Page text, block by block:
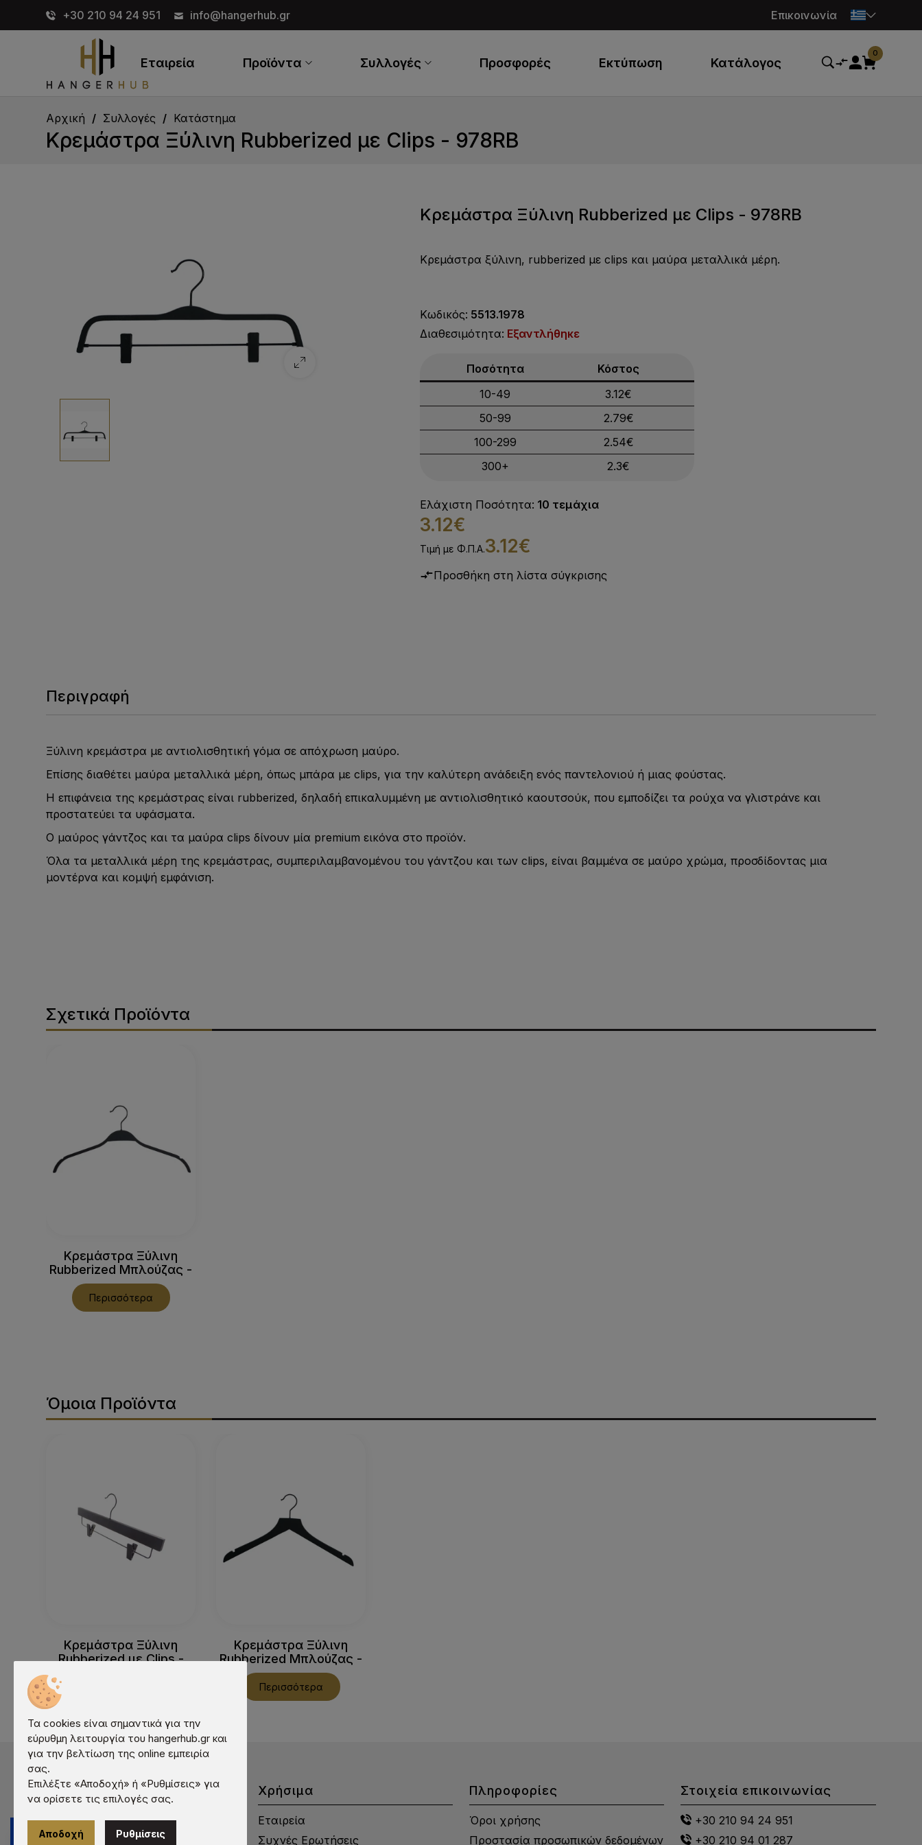
+30 210 94 24 951 info@hangerhub.gr Επικοινωνία
Εταιρεία Προϊόντα Συλλογές Προσφορές Εκτύπωση Κατάλογος
0
Αρχική Συλλογές Κατάστημα
Κρεμάστρα Ξύλινη Rubberized με Clips - 978RB
Κρεμάστρα Ξύλινη Rubberized με Clips - 978RB
Κρεμάστρα ξύλινη, rubberized με clips και μαύρα μεταλλικά μέρη.
Κωδικός: 5513.1978
Διαθεσιμότητα: Εξαντλήθηκε
Ποσότητα
Κόστος
10-49
3.12€
50-99
2.79€
100-299
2.54€
300+
2.3€
Ελάχιστη Ποσότητα: 10 τεμάχια
3.12€
Τιμή με Φ.Π.Α.3.12€
Προσθήκη στη λίστα σύγκρισης
Περιγραφή
Ξύλινη κρεμάστρα με αντιολισθητική γόμα σε απόχρωση μαύρο.
Επίσης διαθέτει μαύρα μεταλλικά μέρη, όπως μπάρα με clips, για την καλύτερη ανάδειξη ενός παντελονιού ή μιας φούστας.
Η επιφάνεια της κρεμάστρας είναι rubberized, δηλαδή επικαλυμμένη με αντιολισθητικό καουτσούκ, που εμποδίζει τα ρούχα να γλιστράνε και
προστατεύει τα υφάσματα.
Ο μαύρος γάντζος και τα μαύρα clips δίνουν μία premium εικόνα στο προϊόν.
Όλα τα μεταλλικά μέρη της κρεμάστρας, συμπεριλαμβανομένου του γάντζου και των clips, είναι βαμμένα σε μαύρο χρώμα, προσδίδοντας μια
μοντέρνα και κομψή εμφάνιση.
Σχετικά Προϊόντα
Κρεμάστρα Ξύλινη
Rubberized Μπλούζας -
972RBB
Περισσότερα
Όμοια Προϊόντα
Κρεμάστρα Ξύλινη
Rubberized με Clips -
Κρεμάστρα Ξύλινη
Rubberized Μπλούζας -
1026RB
Περισσότερα
Στοιχεία επικοινωνίας
+30 210 94 24 951
+30 210 94 01 287
Χρήσιμα
Εταιρεία
Συχνές Ερωτήσεις
Πληροφορίες
Όροι χρήσης
Προστασία προσωπικών δεδομένων
Τα cookies είναι σημαντικά για την
εύρυθμη λειτουργία του hangerhub.gr και
για την βελτίωση της online εμπειρία
σας.
Επιλέξτε «Αποδοχή» ή «Ρυθμίσεις» για
να ορίσετε τις επιλογές σας.
Αποδοχή Ρυθμίσεις